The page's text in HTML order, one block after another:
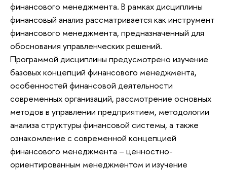
финансового менеджмента. В рамках дисциплины
финансовый анализ рассматривается как инструмент
финансового менеджмента, предназначенный для
обоснования управленческих решений.
Программой дисциплины предусмотрено изучение
базовых концепций финансового менеджмента,
особенностей финансовой деятельности
современных организаций, рассмотрение основных
методов в управлении предприятием, методологии
анализа структуры финансовой системы, а также
ознакомление с современной концепцией
финансового менеджмента – ценностно-
ориентированным менеджментом и изучение